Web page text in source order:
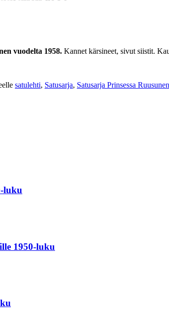
vuodelta 1958. Kannet kärsineet, sivut siistit.
satulehti, Satusarja, Satusarja Prinsessa Ruusunen
luku
1950-luku